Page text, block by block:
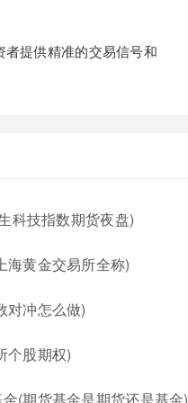
提供精准的交易信号和
科技指数期货夜盘)
海黄金交易所全称)
对冲怎么做)
个股期权)